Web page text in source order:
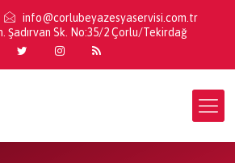
info@corlubeyazesyaservisi.com.tr
Şadırvan Sk. No:35/2 Çorlu/Tekirdağ